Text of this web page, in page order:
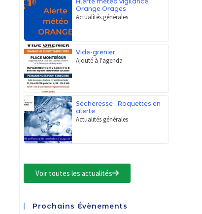
Orange Orages
Actualités générales
Vide-grenier
Ajouté à l'agenda
Sécheresse : Roquettes en
alerte
Actualités générales
Voir toutes les actualités
Prochains Évènements